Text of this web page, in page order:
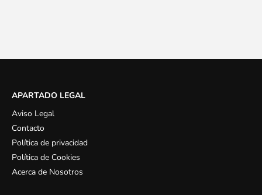
APARTADO LEGAL
Aviso Legal
Contacto
Política de privacidad
Política de Cookies
Acerca de Nosotros